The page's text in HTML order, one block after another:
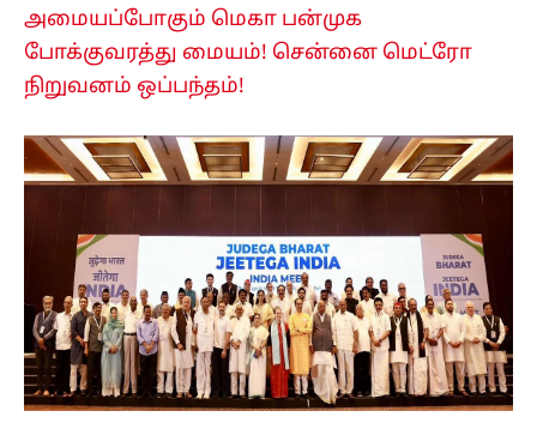
அமையப்போகும் மெகா பன்முக
போக்குவரத்து மையம்! சென்னை மெட்ரோ
நிறுவனம் ஒப்பந்தம்!